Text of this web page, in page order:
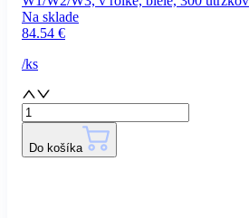
Na sklade
84.54 €
/ks
Do košíka